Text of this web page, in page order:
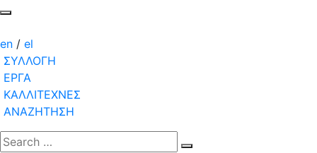
en / el
ΣΥΛΛΟΓΗ
ΕΡΓΑ
ΚΑΛΛΙΤΕΧΝΕΣ
ΑΝΑΖΗΤΗΣΗ